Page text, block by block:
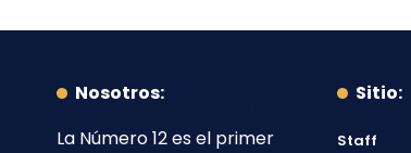
Nosotros:
La Número 12es el primer
Sitio:
Staff